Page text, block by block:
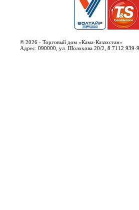
© 2026 - Торговый дом «Кама-Казахстан»
Адрес: 090000, ул. Шолохова 20/2, 8 7112 939-